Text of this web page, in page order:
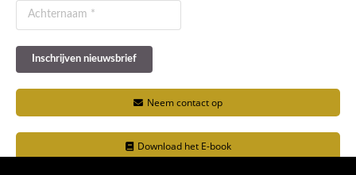
Neem contact op
Download het E-book